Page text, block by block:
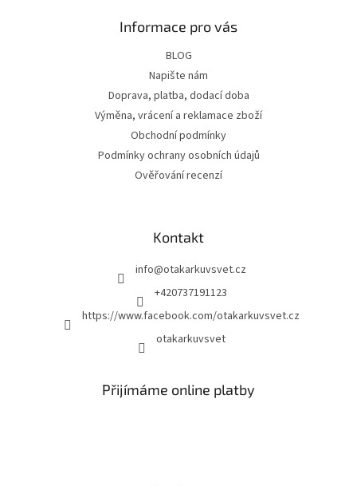
Informace pro vás
BLOG
Napište nám
Doprava, platba, dodací doba
Výměna, vrácení a reklamace zboží
Obchodní podmínky
Podmínky ochrany osobních údajů
Ověřování recenzí
Kontakt
info@otakarkuvsvet.cz
+420737191123
https://www.facebook.com/otakarkuvsvet.cz
otakarkuvsvet
Přijímáme online platby